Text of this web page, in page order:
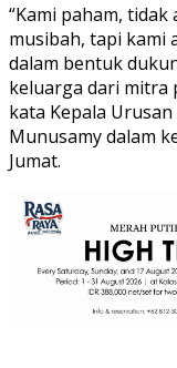
“Kami paham,
musibah, tapi kami
dalam bentuk
keluarga dari mitra
kata Kepala
Munusamy dalam
Jumat.